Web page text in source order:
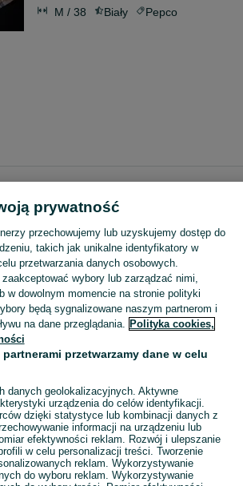
M / 38 Biały Pepco
Sprzedaż pozostałych ubrań damskich Biała Podlaska ▶️ Różne materiały i kolory ✅ Nowe i używane w atrakcyjnych cenach ✌ Sprawdź oferty na OLX.pl! Zobacz
prywatność
przechowujemy lub uzyskujemy dostęp do
takich jak unikalne identyfikatory w
przetwarzania danych osobowych.
wybory lub zarządzać nimi,
w dowolnym momencie na stronie polityki
będą sygnalizowane naszym partnerom i
na dane przeglądania. Polityka cookies,
partnerami przetwarzamy dane w celu
danych geolokalizacyjnych. Aktywne
urządzenia do celów identyfikacji.
dzięki statystyce lub kombinacji danych z
informacji na urządzeniu lub
efektywności reklam. Rozwój i ulepszanie
w celu personalizacji treści. Tworzenie
reklam. Wykorzystywanie
do wyboru reklam. Wykorzystywanie